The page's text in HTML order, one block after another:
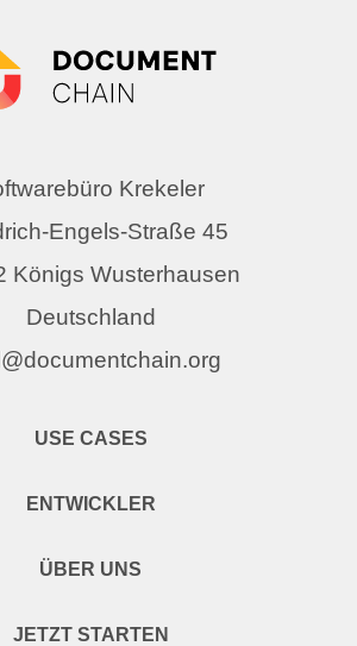
Krekeler
Engels-Straße 45
Königs Wusterhausen
Deutschland
USE CASES
ENTWICKLER
ÜBER UNS
JETZT STARTEN